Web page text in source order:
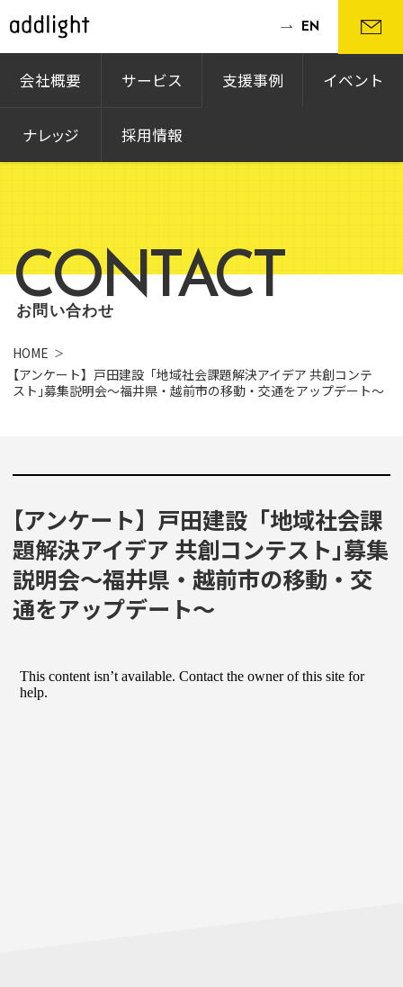
会社概要 サービス 支援事例 イベント
ナレッジ 採用情報
EN
CONTACT
お問い合わせ
HOME
【アンケート】戸田建設「地域社会課題解決アイデア 共創コンテ
スト｣募集説明会〜福井県・越前市の移動・交通をアップデート〜
【アンケート】戸田建設「地域社会課
題解決アイデア 共創コンテスト｣募集
説明会〜福井県・越前市の移動・交
通をアップデート〜